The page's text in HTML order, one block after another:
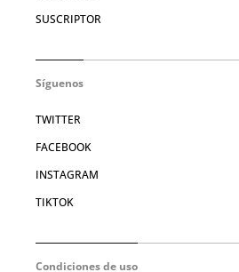
SUSCRIPTOR
Síguenos
TWITTER
FACEBOOK
INSTAGRAM
TIKTOK
Condiciones de uso